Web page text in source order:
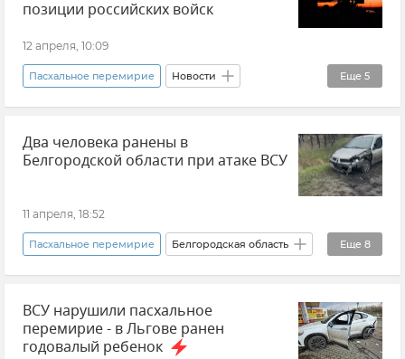
Вооруженные силы России
позиции российских войск
12 апреля, 10:09
Еще 5
Пасхальное перемирие Новости
Министерство обороны РФ Новости СВО
Вооруженные силы России
ВСУ (Вооруженные силы Украины)
Два человека ранены в
Белгородской области при атаке ВСУ
11 апреля, 18:52
Еще 8
Пасхальное перемирие Белгородская область
Обстрелы Белгородской области
Шебекино (город в Белгородской области)
Вячеслав Гладков Обстрелы ВСУ
ВСУ нарушили пасхальное
перемирие - в Льгове ранен
годовалый ребенок